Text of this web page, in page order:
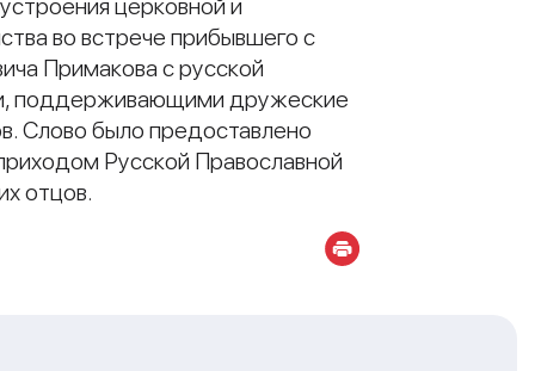
церковной и
во встрече прибывшего с
Примакова с русской
поддерживающими дружеские
Слово было предоставлено
Русской Православной
отцов.